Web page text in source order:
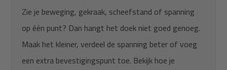
Zie je beweging, gekraak, scheefstand of spanning
op één punt? Dan hangt het doek niet goed genoeg.
Maak het kleiner, verdeel de spanning beter of voeg
een extra bevestigingspunt toe. Bekijk hoe je